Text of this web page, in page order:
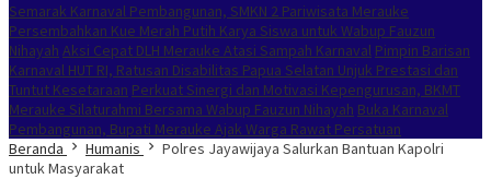
Semarak Karnaval Pembangunan, SMKN 2 Pariwisata Merauke
Persembahkan Kue Merah Putih Karya Siswa untuk Wabup Fauzun
Nihayah Aksi Cepat DLH Merauke Atasi Sampah Karnaval Pimpin Barisan
Karnaval HUT RI, Ratusan Disabilitas Papua Selatan Unjuk Prestasi dan
Tuntut Kesetaraan Perkuat Sinergi dan Motivasi Kepengurusan, BKMT
Merauke Silaturahmi Bersama Wabup Fauzun Nihayah Buka Karnaval
Pembangunan, Bupati Merauke Ajak Warga Rawat Persatuan
Beranda
Humanis
Polres Jayawijaya Salurkan Bantuan Kapolri
untuk Masyarakat